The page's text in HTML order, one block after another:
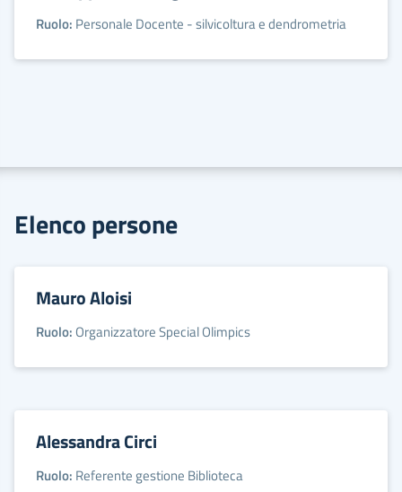
Ruolo: Personale Docente - silvicoltura e dendrometria
Elenco persone
Mauro Aloisi
Ruolo: Organizzatore Special Olimpics
Alessandra Circi
Ruolo: Referente gestione Biblioteca